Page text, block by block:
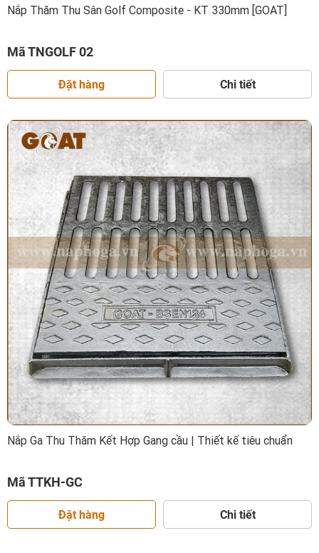
Nắp Thăm Thu Sân Golf Composite - KT 330mm [GOAT]
Mã TNGOLF 02
Đặt hàng Chi tiết
Nắp Ga Thu Thăm Kết Hợp Gang cầu | Thiết kế tiêu chuẩn
Mã TTKH-GC
Đặt hàng Chi tiết